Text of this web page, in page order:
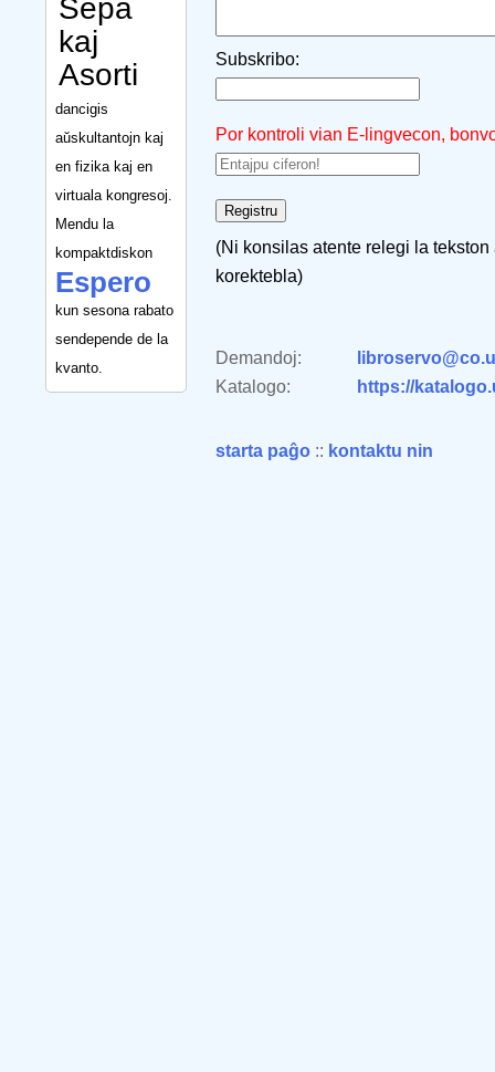
Sepa
kaj
Asorti
dancigis
aŭskultantojn kaj
en fizika kaj en
virtuala kongresoj.
Mendu la
kompaktdiskon
Espero
kun sesona rabato
sendepende de la
kvanto.
Subskribo:
Por kontroli vian E-lingvecon,
(Ni konsilas atente relegi la
korektebla)
Demandoj:
Katalogo:
https://
starta paĝo :: kontaktu nin